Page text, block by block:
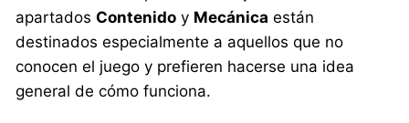
apartadosContenido y Mecánica están
destinados especialmente a aquellos que no
conocen el juego y prefieren hacerse una idea
general de cómo funciona.